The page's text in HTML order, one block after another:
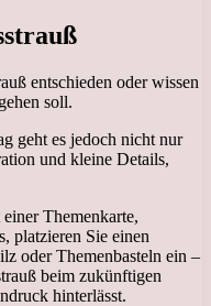
entschieden oder wissen
soll.
geht es jedoch nicht nur
und kleine Details,
Themenkarte,
platzieren Sie einen
oder Themenbasteln ein –
beim zukünftigen
hinterlässt.